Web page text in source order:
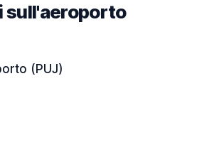
sull'aeroporto
(PUJ)